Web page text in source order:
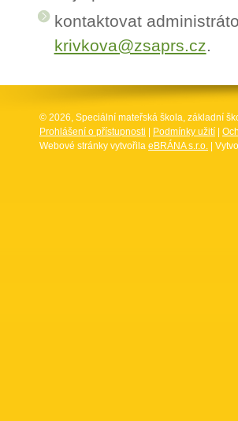
kontaktovat
krivkova@zsaprs.cz.
© 2026, Speciální mateřská škola, základní
Prohlášení o přístupnosti
Podmínky užití
Webové stránky vytvořila eBRÁNA s.r.o. |